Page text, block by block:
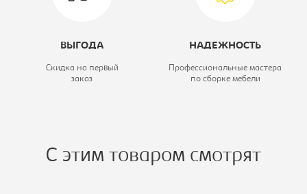
ВЫГОДА
Скидка на первый
заказ
НАДЕЖНОСТЬ
Профессиональные мастера
по сборке мебели
С этим товаром смотрят